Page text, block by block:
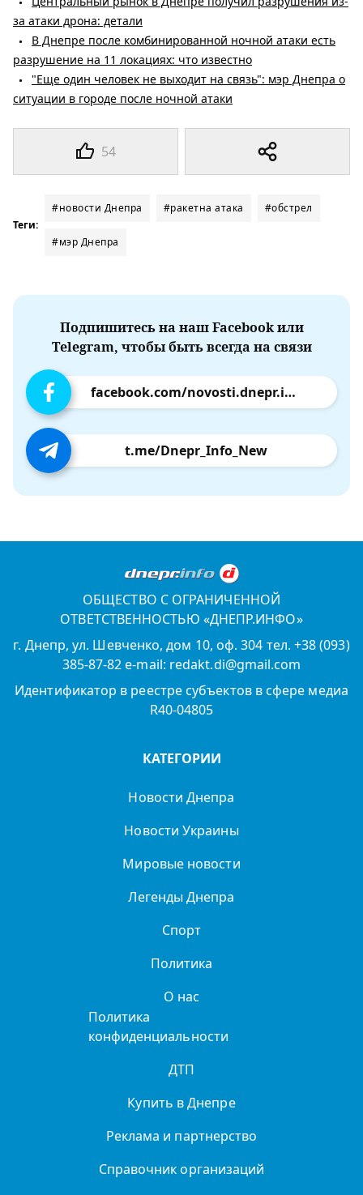
54
за атаки дрона: детали
В Днепре после комбинированной ночной атаки есть
разрушение на 11 локациях: что известно
"Еще один человек не выходит на связь": мэр Днепра о
ситуации в городе после ночной атаки
Теги:
#новости Днепра #ракетна атака #обстрел
#мэр Днепра
Подпишитесь на наш Facebook или
Telegram, чтобы быть всегда на связи
facebook.com/novosti.dnepr.info
t.me/Dnepr_Info_New
ОБЩЕСТВО С ОГРАНИЧЕННОЙ
ОТВЕТСТВЕННОСТЬЮ «ДНЕПР.ИНФО»
г. Днепр, ул. Шевченко, дом 10, оф. 304 тел. +38 (093)
385-87-82 e-mail: redakt.di@gmail.com
Идентификатор в реестре субъектов в сфере медиа
R40-04805
КАТЕГОРИИ
Новости Днепра
Новости Украины
Мировые новости
Легенды Днепра
Спорт
Политика
О нас
Политика
конфиденциальности
ДТП
Купить в Днепре
Реклама и партнерство
Справочник организаций